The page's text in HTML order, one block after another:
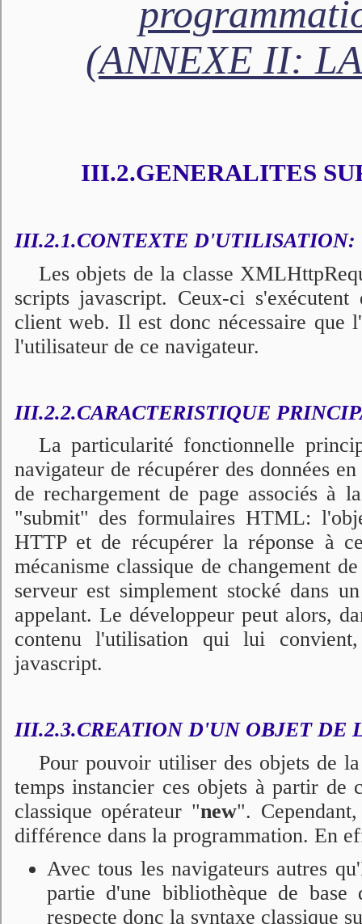
(ANNEXE II:
III.2.GENERALITES
III.2.1.CONTEXTE D'UTILISATION:
Les objets de la classe
scripts javascript. Ceux-ci
client web. Il est donc nécessaire que
l'utilisateur de ce navigateur.
III.2.2.CARACTERISTIQUE
La particularité fonctionnelle
navigateur de récupérer des données
de rechargement de page associés à
"submit" des formulaires HTML:
HTTP et de récupérer la réponse à
mécanisme classique de changement
serveur est simplement stocké dans
appelant. Le développeur peut alors,
contenu l'utilisation qui lui
javascript.
III.2.3.CREATION D'UN OBJET DE
Pour pouvoir utiliser des objets de
temps instancier ces objets à partir de
classique opérateur "new".
différence dans la programmation. En
Avec tous les navigateurs autres
partie d'une bibliothèque de
respecte donc la syntaxe classique